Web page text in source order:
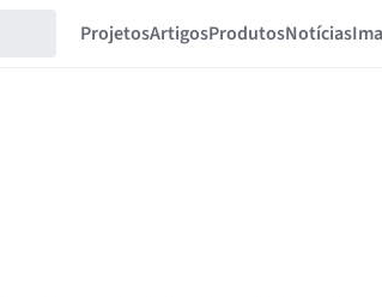
ProjetosArtigosProdutosNotícias